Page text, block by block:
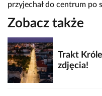
przyjechał do centrum po
Zobacz także
Trakt
zdjęcia!